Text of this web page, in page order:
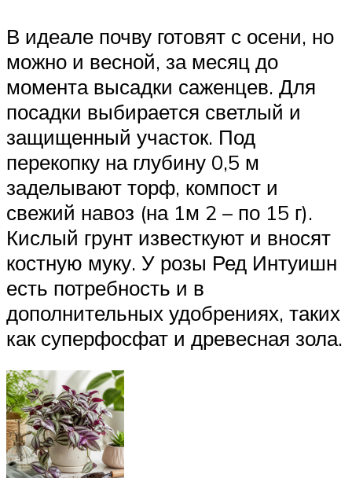
В идеале почву готовят с осени, но
можно и весной, за месяц до
момента высадки саженцев. Для
посадки выбирается светлый и
защищенный участок. Под
перекопку на глубину 0,5 м
заделывают торф, компост и
свежий навоз (на 1м 2 – по 15 г).
Кислый грунт известкуют и вносят
костную муку. У розы Ред Интуишн
есть потребность и в
дополнительных удобрениях, таких
как суперфосфат и древесная зола.